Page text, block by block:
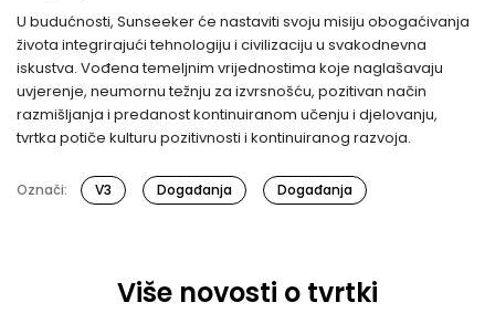
U budućnosti, Sunseeker će nastaviti svoju misiju obogaćivanja
života integrirajući tehnologiju i civilizaciju u svakodnevna
iskustva. Vođena temeljnim vrijednostima koje naglašavaju
uvjerenje, neumornu težnju za izvrsnošću, pozitivan način
razmišljanja i predanost kontinuiranom učenju i djelovanju,
tvrtka potiče kulturu pozitivnosti i kontinuiranog razvoja.
Označi: V3 Događanja Događanja
Više novosti o tvrtki